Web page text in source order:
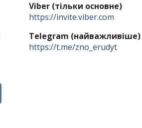
Viber (тільки основне)
https://invite.viber.com
Telegram (найважливіше)
https://t.me/zno_erudyt